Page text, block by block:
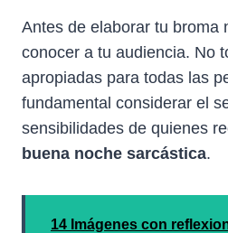
Antes de elaborar tu broma
conocer a tu audiencia. No
apropiadas para todas las
fundamental considerar el
sensibilidades de quienes
buena noche sarcástica.
14 Imágenes con